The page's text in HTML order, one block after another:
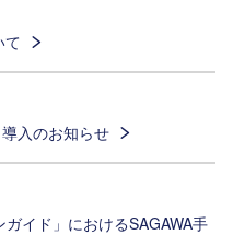
て
入のお知らせ
イド」におけるSAGAWA手